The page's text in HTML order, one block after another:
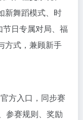
新舞蹈模式、时
日专属对局、福
方式，兼顾新手
方入口，同步赛
参赛规则、奖励